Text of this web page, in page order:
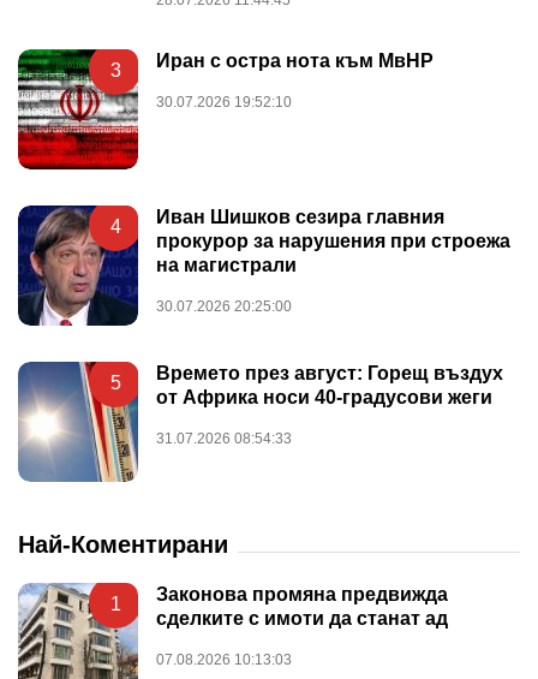
3 Иран с остра нота към МвНР
30.07.2026 19:52:10
4
Иван Шишков сезира главния
прокурор за нарушения при строежа
на магистрали
30.07.2026 20:25:00
5
Времето през август: Горещ въздух
от Африка носи 40-градусови жеги
31.07.2026 08:54:33
Най-Коментирани
1
Законова промяна предвижда
сделките с имоти да станат ад
07.08.2026 10:13:03